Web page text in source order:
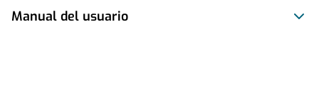
Manual del usuario